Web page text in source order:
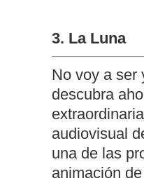
3. La Luna
No voy a ser
descubra
audiovisual
una de las
animación